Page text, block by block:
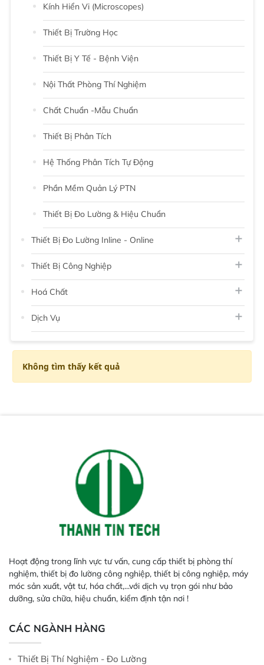
Kính Hiển Vi (Microscopes)
Thiết Bị Trường Học
Thiết Bị Y Tế - Bệnh Viện
Nội Thất Phòng Thí Nghiệm
Chất Chuẩn -Mẫu Chuẩn
Thiết Bị Phân Tích
Hệ Thống Phân Tích Tự Động
Phần Mềm Quản Lý PTN
Thiết Bị Đo Lường & Hiệu Chuẩn
Thiết Bị Đo Lường Inline - Online
Thiết Bị Công Nghiệp
Hoá Chất
Dịch Vụ
Không tìm thấy kết quả
Hoạt động trong lĩnh vực tư vấn, cung cấp thiết bị phòng thí
nghiệm, thiết bị đo lường công nghiệp, thiết bị công nghiệp, máy
móc sản xuất, vật tư, hóa chất,...với dịch vụ trọn gói như bảo
dưỡng, sửa chữa, hiệu chuẩn, kiểm định tận nơi !
CÁC NGÀNH HÀNG
Thiết Bị Thí Nghiệm - Đo Lường